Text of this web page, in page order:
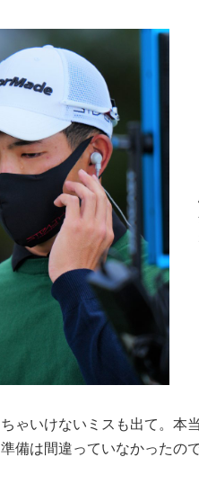
ゃいけないミスも出て。
備は間違っていなかったの